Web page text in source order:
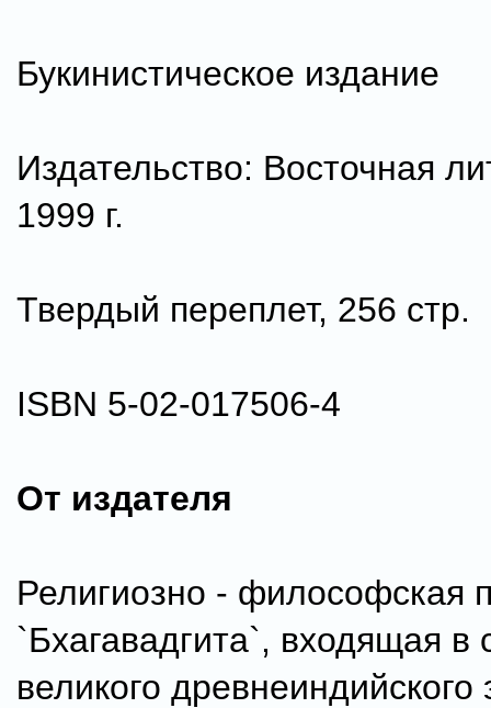
Букинистическое издание
Издательство: Восточная
1999 г.
Твердый переплет, 256 стр.
ISBN 5-02-017506-4
От издателя
Религиозно - философская
`Бхагавадгита`, входящая в
великого древнеиндийского